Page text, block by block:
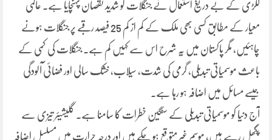
لکڑی کے بے دریغ استعمال نے جنگلات کو شدید نقصان پہنچایا ہے۔ عالمی
معیار کے مطابق کسی بھی ملک کے کم از کم 25 فیصد رقبے پر جنگلات ہونے
چاہئیں، مگر پاکستان میں یہ شرح اس سے کہیں کم ہے۔ جنگلات کی کمی کے
باعث موسمیاتی تبدیلی، گرمی کی شدت، سیلاب، خشک سالی اور فضائی آلودگی
جیسے مسائل میں اضافہ ہو رہا ہے۔
آج دنیا کو موسمیاتی تبدیلی کے سنگین خطرات کا سامنا ہے۔ گلیشیئر تیزی سے
پگھل رہے ہیں، موسم غیر متوقع ہو چکے ہیں اور درجہ حرارت میں مسلسل اضافہ